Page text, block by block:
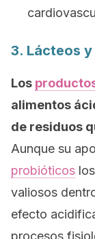
3. Lácteos
Los
alimentos
de residuos
Aunque su
probióticos
valiosos
efecto
procesos